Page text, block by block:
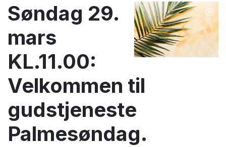
Søndag 29.
mars
KL.11.00:
Velkommen til
gudstjeneste
Palmesøndag.